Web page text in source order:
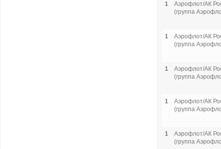
1
Аэрофлот/АК
(группа
1
Аэрофлот/АК
(группа
1
Аэрофлот/АК
(группа
1
Аэрофлот/АК
(группа
1
Аэрофлот/АК
(группа